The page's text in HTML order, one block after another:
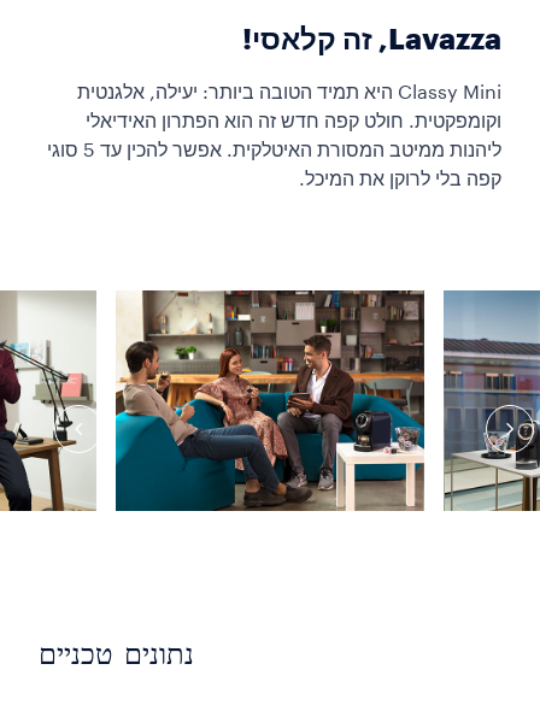
Lavazza, זה קלאסי!
Classy Mini היא תמיד הטובה ביותר: יעילה, אלגנטית
וקומפקטית. חולט קפה חדש זה הוא הפתרון האידיאלי
ליהנות ממיטב המסורת האיטלקית. אפשר להכין עד 5 סוגי
קפה בלי לרוקן את המיכל.
נתונים טכניים